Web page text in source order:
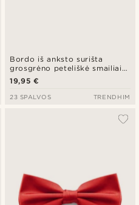
Bordo iš anksto surišta
grosgrėno peteliškė smailiais
galais
19,95 €
23 SPALVOS TRENDHIM